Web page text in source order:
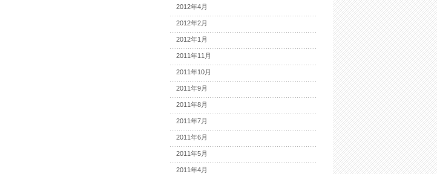
2012年4月
2012年2月
2012年1月
2011年11月
2011年10月
2011年9月
2011年8月
2011年7月
2011年6月
2011年5月
2011年4月